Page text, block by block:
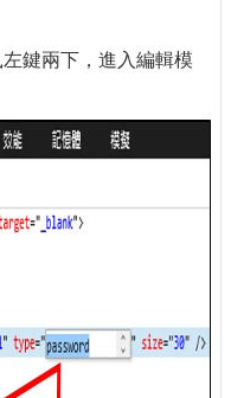
鍵兩下，進入編輯模